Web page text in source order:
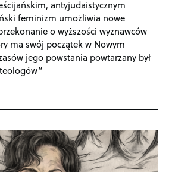
antyjudaistycznym
feminizm umożliwia nowe
o wyższości wyznawców
ma swój początek w Nowym
jego powstania powtarzany był